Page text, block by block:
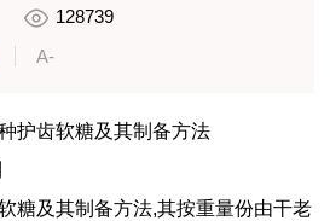
128739
A-
护齿软糖及其制备方法
糖及其制备方法,其按重量份由干老